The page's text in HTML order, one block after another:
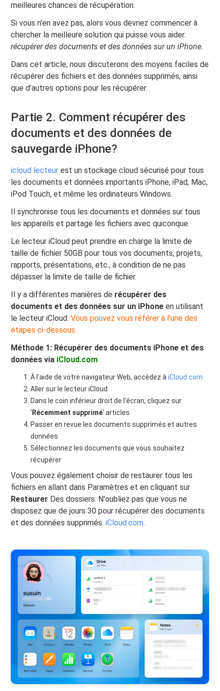
meilleures chances de récupération.
Si vous n'en avez pas, alors vous devriez commencer à
chercher la meilleure solution qui puisse vous aider.
récupérer des documents et des données sur un iPhone.
Dans cet article, nous discuterons des moyens faciles de
récupérer des fichiers et des données supprimés, ainsi
que d’autres options pour les récupérer.
Partie 2. Comment récupérer des
documents et des données de
sauvegarde iPhone?
icloud lecteur est un stockage cloud sécurisé pour tous
les documents et données importants iPhone, iPad, Mac,
iPod Touch, et même les ordinateurs Windows.
Il synchronise tous les documents et données sur tous
les appareils et partage les fichiers avec quiconque.
Le lecteur iCloud peut prendre en charge la limite de
taille de fichier 50GB pour tous vos documents, projets,
rapports, présentations, etc., à condition de ne pas
dépasser la limite de taille de fichier.
Il y a différentes manières de récupérer des
documents et des données sur un iPhone en utilisant
le lecteur iCloud.Vous pouvez vous référer à l'une des
étapes ci-dessous:
Méthode 1: Récupérer des documents iPhone et des
données via iCloud.com
À l'aide de votre navigateur Web, accédez àiCloud.com
Aller sur le lecteur iCloud
Dans le coin inférieur droit de l'écran, cliquez sur
' Récemment supprimé' articles
Passer en revue les documents supprimés et autres
données
Sélectionnez les documents que vous souhaitez
récupérer
Vous pouvez également choisir de restaurer tous les
fichiers en allant dans Paramètres et en cliquant sur
Restaurer Des dossiers. N'oubliez pas que vous ne
disposez que de jours 30 pour récupérer des documents
et des données supprimés.iCloud.com.